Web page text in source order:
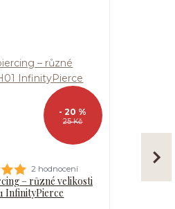
25 Kč
- 20 %
2 hodnocení
– různé velikosti
InfinityPierce